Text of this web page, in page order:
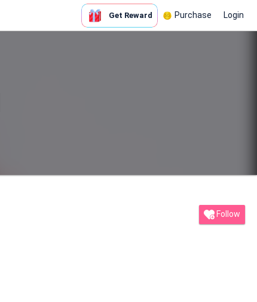
Get Reward Purchase Login
Follow